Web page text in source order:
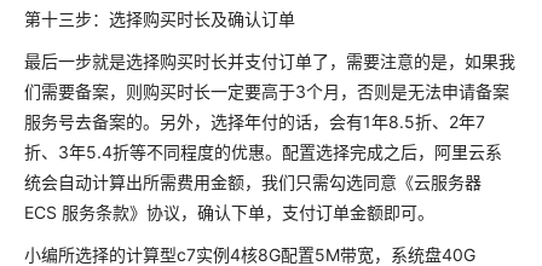
第十三步：选择购买时长及确认订单
最后一步就是选择购买时长并支付订单了，需要注意的是，如果我
们需要备案，则购买时长一定要高于3个月，否则是无法申请备案
服务号去备案的。另外，选择年付的话，会有1年8.5折、2年7
折、3年5.4折等不同程度的优惠。配置选择完成之后，阿里云系
统会自动计算出所需费用金额，我们只需勾选同意《云服务器
ECS 服务条款》协议，确认下单，支付订单金额即可。
小编所选择的计算型c7实例4核8G配置5M带宽，系统盘40G